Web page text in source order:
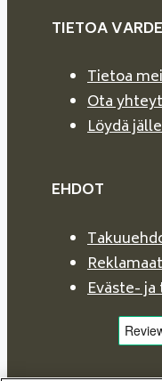
TIETOA VARDE
Tietoa
Ota
Löydä
EHDOT
Eväste-